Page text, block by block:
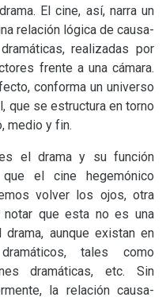
El cine, así, narra un
relación lógica de causa-
realizadas por
frente a una cámara.
conforma un universo
que se estructura en torno
medio y fin.
el drama y su función
que el cine hegemónico
volver los ojos, otra
notar que esta no es una
aunque existan en
tales como
dramáticas, etc. Sin
la relación causa-